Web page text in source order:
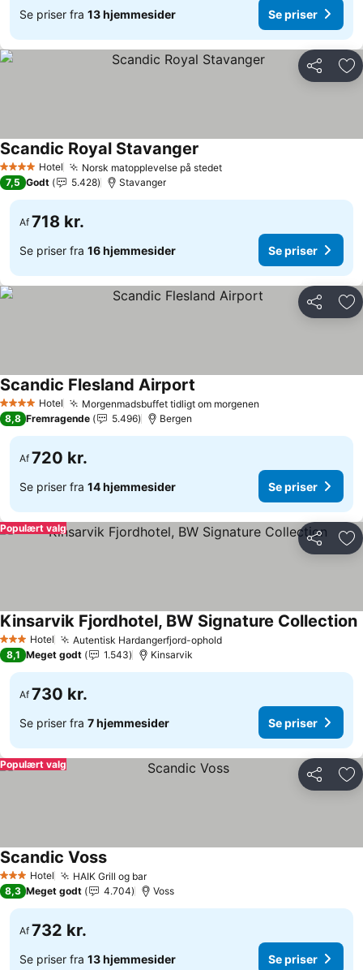
Se priser fra 13 hjemmesider Se priser
Del
4 StjernerHotel Norsk matopplevelse på stedetSe priser
Scandic Royal Stavanger
7,5 Godt 5.428 Stavanger
Af 718 kr.
Se priser fra 16 hjemmesider Se priser
Del
4 StjernerHotel Morgenmadsbuffet tidligt om morgenen
Scandic Flesland Airport
8,8 Fremragende 5.496 Bergen
Af 720 kr.
Se priser fra 14 hjemmesider Se priser
Del
Populært valg
3 StjernerHotel Autentisk Hardangerfjord-opholdSe priser
Kinsarvik Fjordhotel, BW Signature Collection
8,1 Meget godt 1.543 Kinsarvik
Af 730 kr.
Se priser fra 7 hjemmesider Se priser
Del
Populært valg
3 StjernerHotel HAIK Grill og barSe priser
Scandic VossSe priser
8,3 Meget godt 4.704 Voss
Af 732 kr.
Se priser fra 13 hjemmesider Se priser